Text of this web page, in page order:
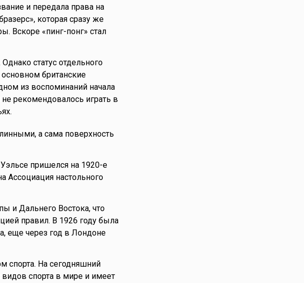
и передала права на
которая сразу же
Вскоре «пинг-понг» стал
статус отдельного
основном британские
из воспоминаний начала
рекомендовалось играть в
а сама поверхность
пришелся на 1920-е
Ассоциация настольного
и Дальнего Востока, что
правил. В 1926 году была
еще через год в Лондоне
спорта. На сегодняшний
спорта в мире и имеет